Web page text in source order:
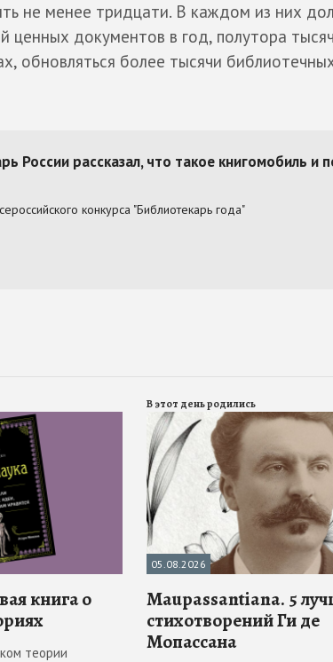
не менее тридцати. В каждом из них
ценных документов в год, полутора
обновляться более тысячи
книга о
теории
В этот день родились
05.08.2026
Maupassantiana. 5
стихотворений Ги де
Мопассана